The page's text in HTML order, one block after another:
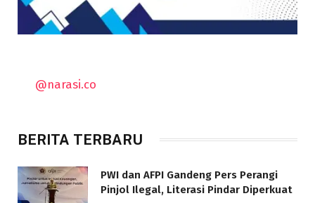
@narasi.co
BERITA TERBARU
PWI dan AFPI Gandeng Pers Perangi
Pinjol Ilegal, Literasi Pindar Diperkuat